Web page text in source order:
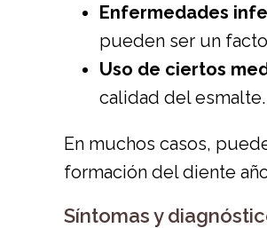
Enfermedades
pueden ser un
Uso de ciertos
calidad del esmalte.
En muchos casos,
formación del diente
Síntomas y